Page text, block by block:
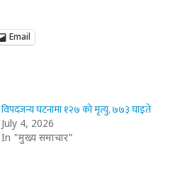
Email
विपदजन्य घटनामा १२७ को मृत्यु, ७७३ घाइते
July 4, 2026
In "मुख्य समाचार"